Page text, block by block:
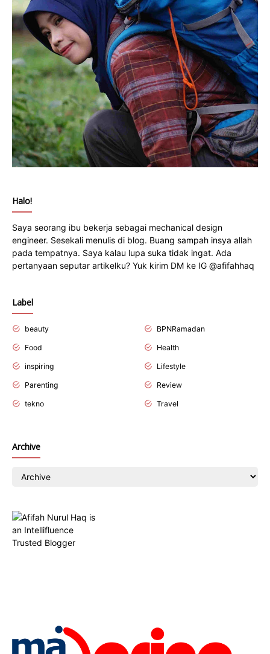
Halo!
Saya seorang ibu bekerja sebagai mechanical design
engineer. Sesekali menulis di blog. Buang sampah insya allah
pada tempatnya. Saya kalau lupa suka tidak ingat. Ada
pertanyaan seputar artikelku? Yuk kirim DM ke IG @afifahhaq
Label
beauty BPNRamadan
Food Health
inspiring Lifestyle
Parenting Review
tekno Travel
Archive